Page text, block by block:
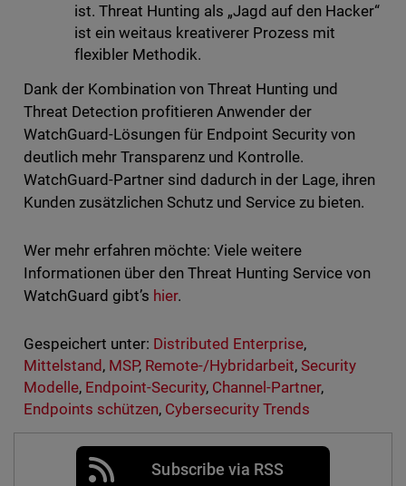
ist. Threat Hunting als „Jagd auf den Hacker“
ist ein weitaus kreativerer Prozess mit
flexibler Methodik.
Dank der Kombination von Threat Hunting und
Threat Detection profitieren Anwender der
WatchGuard-Lösungen für Endpoint Security von
deutlich mehr Transparenz und Kontrolle.
WatchGuard-Partner sind dadurch in der Lage, ihren
Kunden zusätzlichen Schutz und Service zu bieten.
Wer mehr erfahren möchte: Viele weitere
Informationen über den Threat Hunting Service von
WatchGuard gibt’s hier.
Gespeichert unter: Distributed Enterprise,
Mittelstand , MSP, Remote-/Hybridarbeit,Security
Modelle, Endpoint-Security, Channel-Partner,
Endpoints schützen, Cybersecurity Trends
Subscribe via RSS